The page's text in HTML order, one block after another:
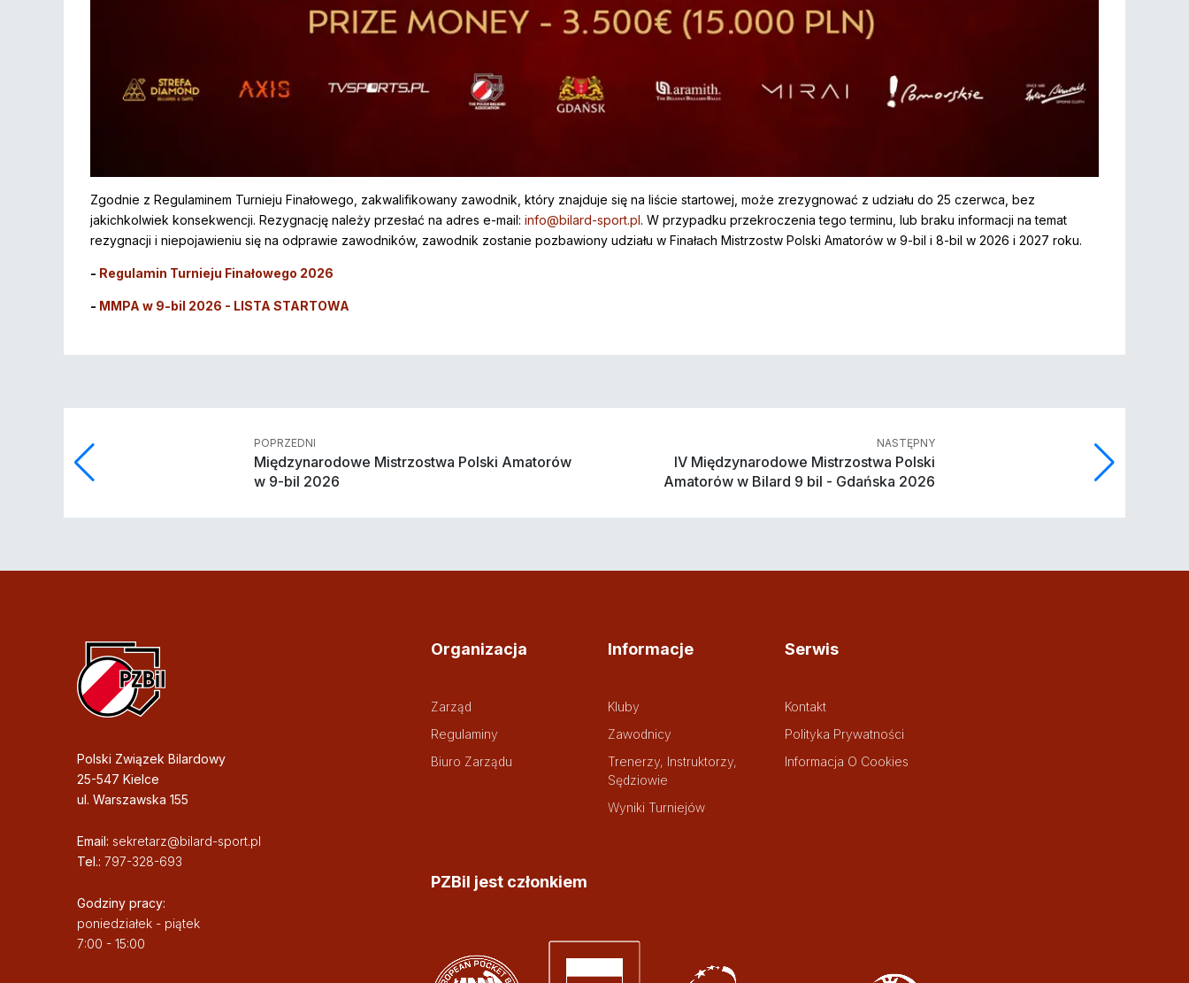
Zgodnie z Regulaminem Turnieju Finałowego, zakwalifikowany zawodnik, który znajduje się na liście startowej, może zrezygnować z udziału do 25 czerwca, bez
jakichkolwiek konsekwencji. Rezygnację należy przesłać na adres e-mail: info@bilard-sport.pl. W przypadku przekroczenia tego terminu, lub braku informacji na temat
rezygnacji i niepojawieniu się na odprawie zawodników, zawodnik zostanie pozbawiony udziału w Finałach Mistrzostw Polski Amatorów w 9-bil i 8-bil w 2026 i 2027 roku.
- Regulamin Turnieju Finałowego 2026
- MMPA w 9-bil 2026 - LISTA STARTOWA
POPRZEDNI
Międzynarodowe Mistrzostwa Polski Amatorów
w 9-bil 2026
NASTĘPNY
IV Międzynarodowe Mistrzostwa Polski
Amatorów w Bilard 9 bil - Gdańska 2026
Polski Związek Bilardowy
25-547 Kielce
ul. Warszawska 155
Email: sekretarz@bilard-sport.pl
Tel.: 797-328-693
Godziny pracy:
poniedziałek - piątek
7:00 - 15:00
Organizacja
Zarząd
Regulaminy
Biuro Zarządu
Informacje
Kluby
Zawodnicy
Trenerzy, Instruktorzy,
Sędziowie
Wyniki Turniejów
Serwis
Kontakt
Polityka Prywatności
Informacja O Cookies
PZBil jest członkiem